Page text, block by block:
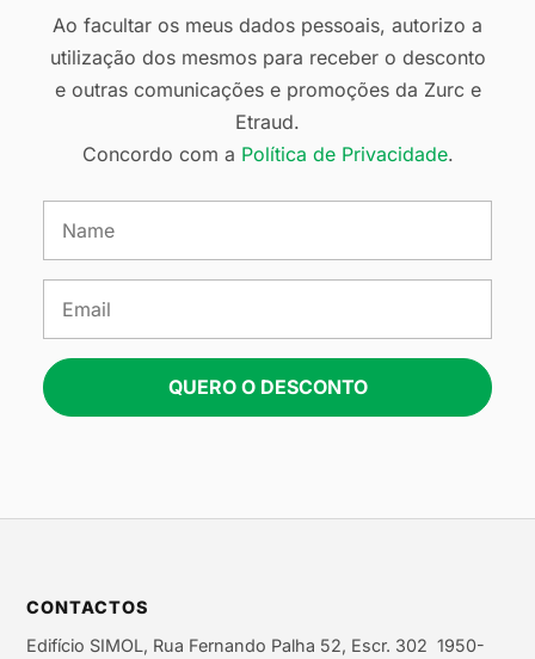
Ao facultar os meus dados pessoais, autorizo a
utilização dos mesmos para receber o desconto
e outras comunicações e promoções da Zurc e
Etraud.
Concordo com a Política de Privacidade.
QUERO O DESCONTO
CONTACTOS
Edifício SIMOL, Rua Fernando Palha 52, Escr. 302 1950-